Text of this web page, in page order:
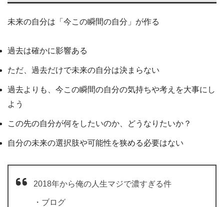
未来の自分は「今この瞬間の自分」が作る
過去は確かに影響ある
ただ、過去だけで未来の自分は決まらない
過去よりも、今この瞬間の自分の気持ちや考えを大事にし
よう
この先の自分が何をしたいのか、どうなりたいか？
自分の未来の選択肢や可能性を狭める必要はない
2018年から俺の人生マジで濃すぎる件
・ブログ